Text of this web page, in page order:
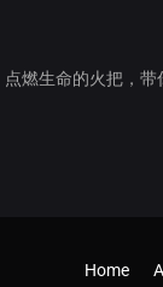
点燃生命的火把，
Home